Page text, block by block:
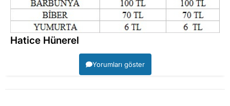
Hatice Hünerel
Yorumları göster